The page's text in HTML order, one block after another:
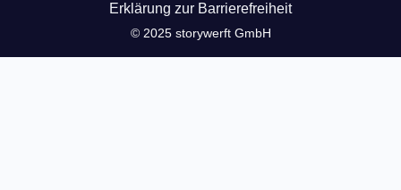
Erklärung zur Barrierefreiheit
© 2025 storywerft GmbH